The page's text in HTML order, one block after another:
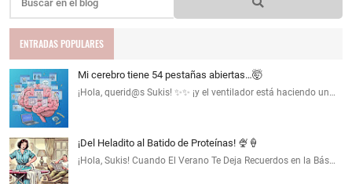
ENTRADAS POPULARES
Mi cerebro tiene 54 pestañas abiertas…🤯
¡Hola, querid@s Sukis! ✨✨ ¡y el ventilador está haciendo un…
¡Del Heladito al Batido de Proteínas! 🍨🍦
¡Hola, Sukis! Cuando El Verano Te Deja Recuerdos en la Bás…